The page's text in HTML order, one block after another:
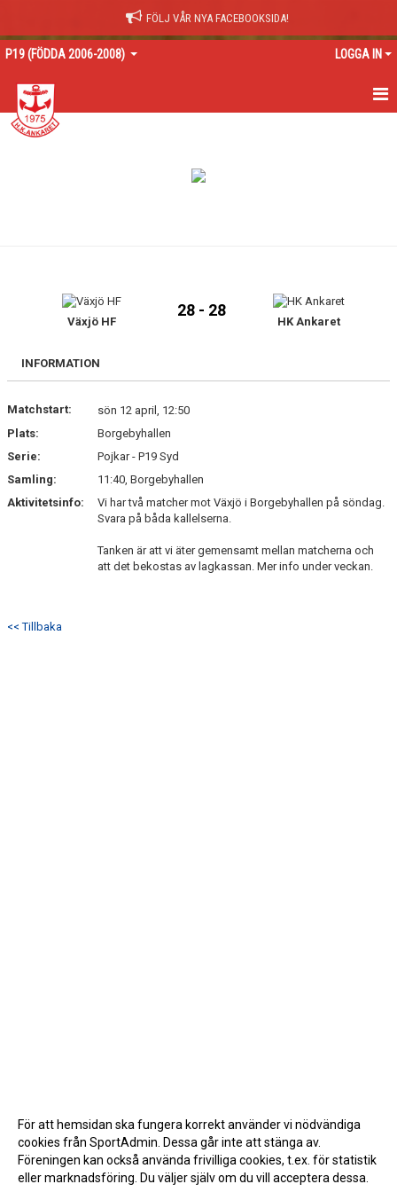
FÖLJ VÅR NYA FACEBOOKSIDA!
P19 (FÖDDA 2006-2008) LOGGA IN
HEM
BILDGALLERI
DOKUMENT
Växjö HF
28 - 28
HK Ankaret
INFORMATION
Matchstart:
sön 12 april, 12:50
Plats:
Borgebyhallen
Serie:
Pojkar - P19 Syd
Samling:
11:40, Borgebyhallen
Aktivitetsinfo:
Vi har två matcher mot Växjö i Borgebyhallen på söndag.
Svara på båda kallelserna.
Tanken är att vi äter gemensamt mellan matcherna och
att det bekostas av lagkassan. Mer info under veckan.
<< Tillbaka
För att hemsidan ska fungera korrekt använder vi nödvändiga
cookies från SportAdmin. Dessa går inte att stänga av.
Föreningen kan också använda frivilliga cookies, t.ex. för statistik
eller marknadsföring. Du väljer själv om du vill acceptera dessa.